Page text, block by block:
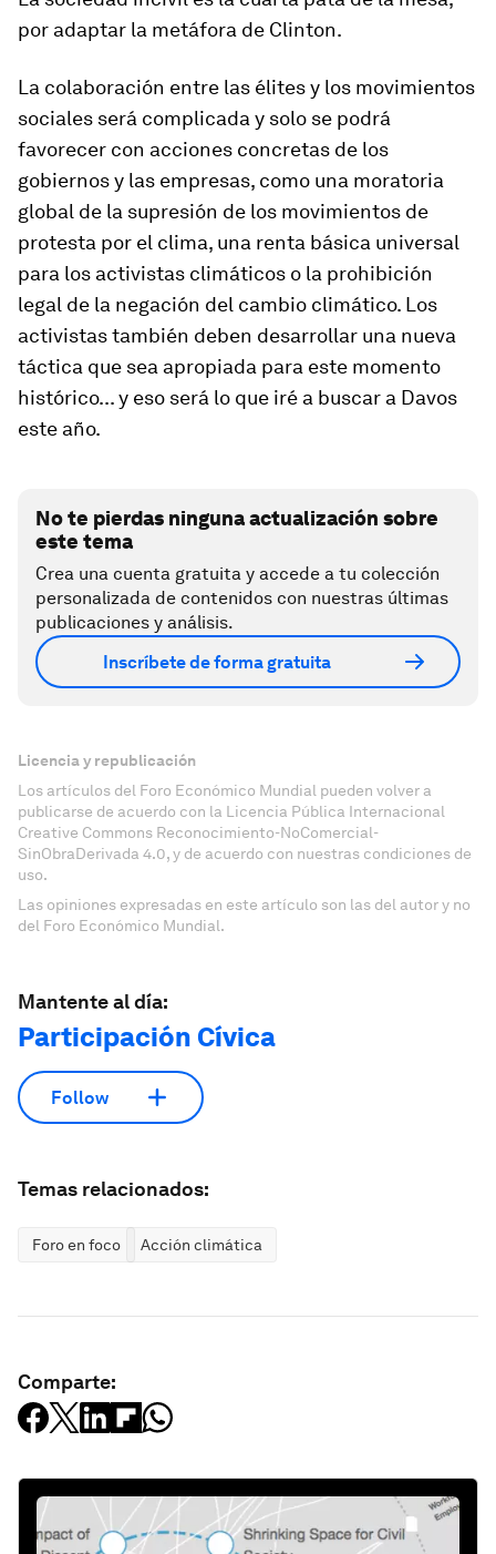
por adaptar la metáfora de Clinton.
La colaboración entre las élites y los movimientos
sociales será complicada y solo se podrá
favorecer con acciones concretas de los
gobiernos y las empresas, como una moratoria
global de la supresión de los movimientos de
protesta por el clima, una renta básica universal
para los activistas climáticos o la prohibición
legal de la negación del cambio climático. Los
activistas también deben desarrollar una nueva
táctica que sea apropiada para este momento
histórico... y eso será lo que iré a buscar a Davos
este año.
No te pierdas ninguna actualización sobre
este tema
Crea una cuenta gratuita y accede a tu colección
personalizada de contenidos con nuestras últimas
publicaciones y análisis.
Inscríbete de forma gratuita
Licencia y republicación
Los artículos del Foro Económico Mundial pueden volver a
publicarse de acuerdo con la Licencia Pública Internacional
Creative Commons Reconocimiento-NoComercial-
SinObraDerivada 4.0, y de acuerdo con nuestras condiciones de
uso.
Las opiniones expresadas en este artículo son las del autor y no
del Foro Económico Mundial.
Mantente al día:
Participación Cívica
Follow
Temas relacionados:
Foro en foco Acción climática
Comparte: